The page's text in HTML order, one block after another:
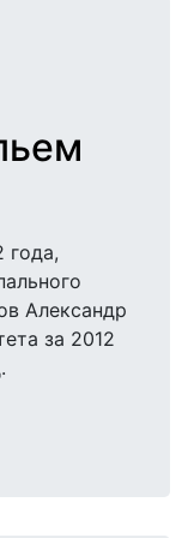
года,
Александр
за 2012